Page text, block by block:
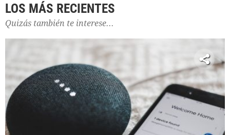
LOS MÁS RECIENTES
Quizás también te interese...